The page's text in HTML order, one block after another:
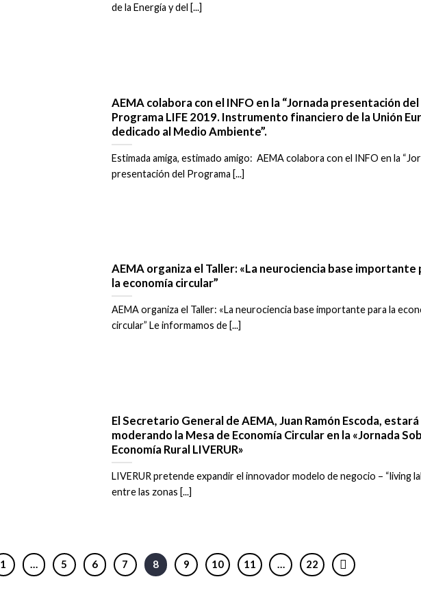
de la Energía y del [...]
AEMA colabora con el INFO en la “Jornada presentación del
Programa LIFE 2019. Instrumento financiero de la Unión
dedicado al Medio Ambiente”.
Estimada amiga, estimado amigo: AEMA colabora con el INFO en la
presentación del Programa [...]
AEMA organiza el Taller: «La neurociencia base importante
la economía circular”
AEMA organiza el Taller: «La neurociencia base importante para la
circular” Le informamos de [...]
El Secretario General de AEMA, Juan Ramón Escoda, estará
moderando la Mesa de Economía Circular en la «Jornada
Economía Rural LIVERUR»
LIVERUR pretende expandir el innovador modelo de negocio – “living
entre las zonas [...]
1 … 5 6 7 8 9 10 11 … 22